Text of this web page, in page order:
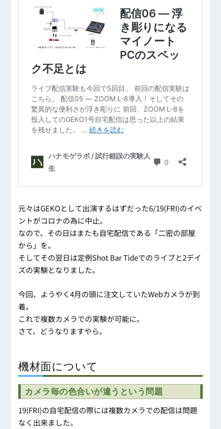
元々はGEKOとして出演するはずだった6/19(FRI)のイベ
ントがコロナの為に中止。
なので、その日はまたも自宅配信である「二密の部屋
から」を。
そしてその翌日は定例Shot Bar Tideでのライブと2デイ
ズの実験となりました。
今回、ようやく4月の頭に注文していたWebカメラが到
着。
これで複数カメラでの実験が可能に。
さて、どうなりますやら。
機材面について
カメラ毎の色合いが違うという問題
19(FRI)の自宅配信の際には複数カメラでの配信は問題
なく出来ました。